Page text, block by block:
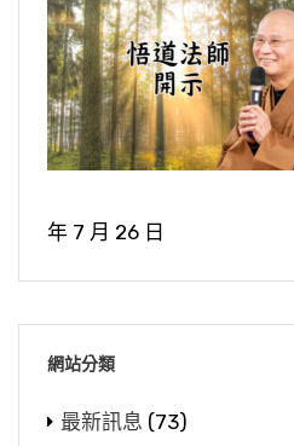
年 7 月 26 日
網站分類
最新訊息 (73)